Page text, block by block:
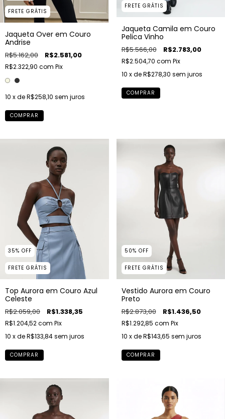
FRETE GRÁTIS
Jaqueta Over em Couro
Andrise
R$5.162,00 R$2.581,00
R$2.322,90 com Pix
10 x deR$258,10 sem juros
COMPRAR
FRETE GRÁTIS
Jaqueta Camila em Couro
Pelica Vinho
R$5.566,00 R$2.783,00
R$2.504,70 com Pix
10 x deR$278,30 sem juros
COMPRAR
35% OFF
FRETE GRÁTIS
Top Aurora em Couro Azul
Celeste
R$2.059,00 R$1.338,35
R$1.204,52com Pix
10 x deR$133,84sem juros
COMPRAR
50% OFF
FRETE GRÁTIS
Vestido Aurora em Couro
Preto
R$2.873,00 R$1.436,50
R$1.292,85 com Pix
10 x deR$143,65 sem juros
COMPRAR